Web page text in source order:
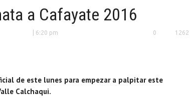
a Cafayate 2016
| 6:20 pm 0 1262
de este lunes para empezar a palpitar este
Calchaqui.